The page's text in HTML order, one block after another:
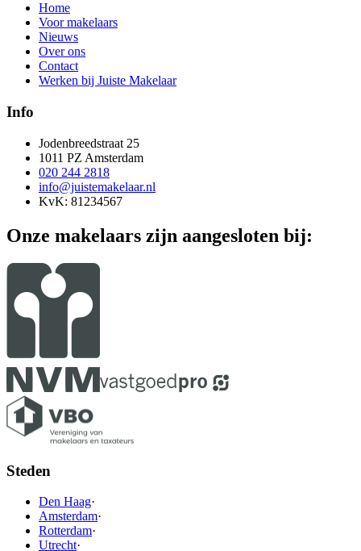
Home
Voor makelaars
Nieuws
Over ons
Contact
Werken bij Juiste Makelaar
Info
Jodenbreedstraat 25
1011 PZ Amsterdam
020 244 2818
info@juistemakelaar.nl
KvK: 81234567
Onze makelaars zijn aangesloten bij:
Steden
Den Haag·
Amsterdam·
Rotterdam·
Utrecht·